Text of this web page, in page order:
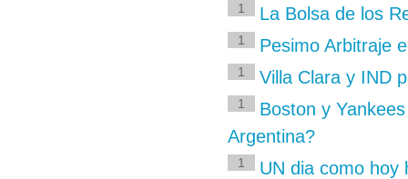
1 La Bolsa de los
1 Pesimo Arbitraje
1 Villa Clara y IND
1
Boston y
Argentina?
1 UN dia como hoy